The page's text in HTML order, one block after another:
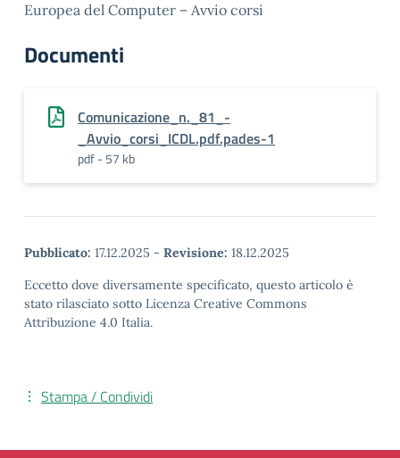
Europea del Computer – Avvio corsi
Documenti
Comunicazione_n._81_-
_Avvio_corsi_ICDL.pdf.pades-1
pdf - 57 kb
Pubblicato: 17.12.2025 - Revisione: 18.12.2025
Eccetto dove diversamente specificato, questo articolo è
stato rilasciato sotto Licenza Creative Commons
Attribuzione 4.0 Italia.
Stampa / Condividi